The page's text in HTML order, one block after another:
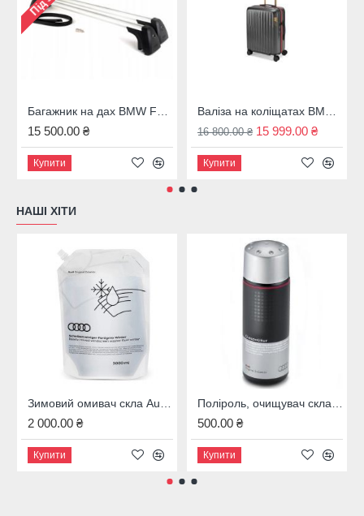
Багажник на дах BMW F31, 82712350124
15 500.00 ₴
Купити
Валіза на коліщатах BMW M темно-сіра 43 л. 80225A7C973
16 800.00 ₴ 15 999.00 ₴
Купити
НАШІ ХІТИ
Зимовий омивач скла Audi, 4M8096323B
2 000.00 ₴
Купити
Поліроль, очищувач скла Audi, 00A096329020
500.00 ₴
Купити